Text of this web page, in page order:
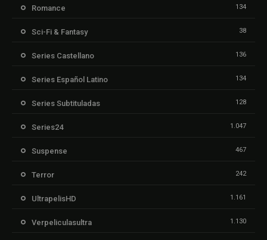
Romance 134
Sci-Fi & Fantasy 38
Series Castellano 136
Series Español Latino 134
Series Subtituladas 128
Series24 1.047
Suspense 467
Terror 242
UltrapelisHD 1.161
Verpeliculasultra 1.130